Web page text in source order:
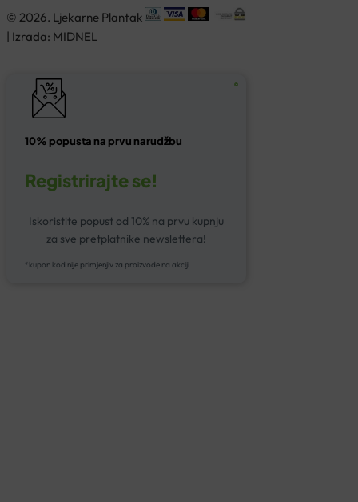
© 2026. Ljekarne Plantak
| Izrada: MIDNEL
10% popusta na prvu narudžbu
Registrirajte se!
Iskoristite popust od 10% na prvu kupnju
za sve pretplatnike newslettera!
*kupon kod nije primjenjiv za proizvode na akciji